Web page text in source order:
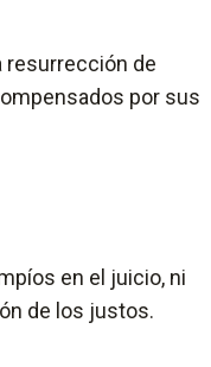
resurrección de
por sus
en el juicio, ni
de los justos.